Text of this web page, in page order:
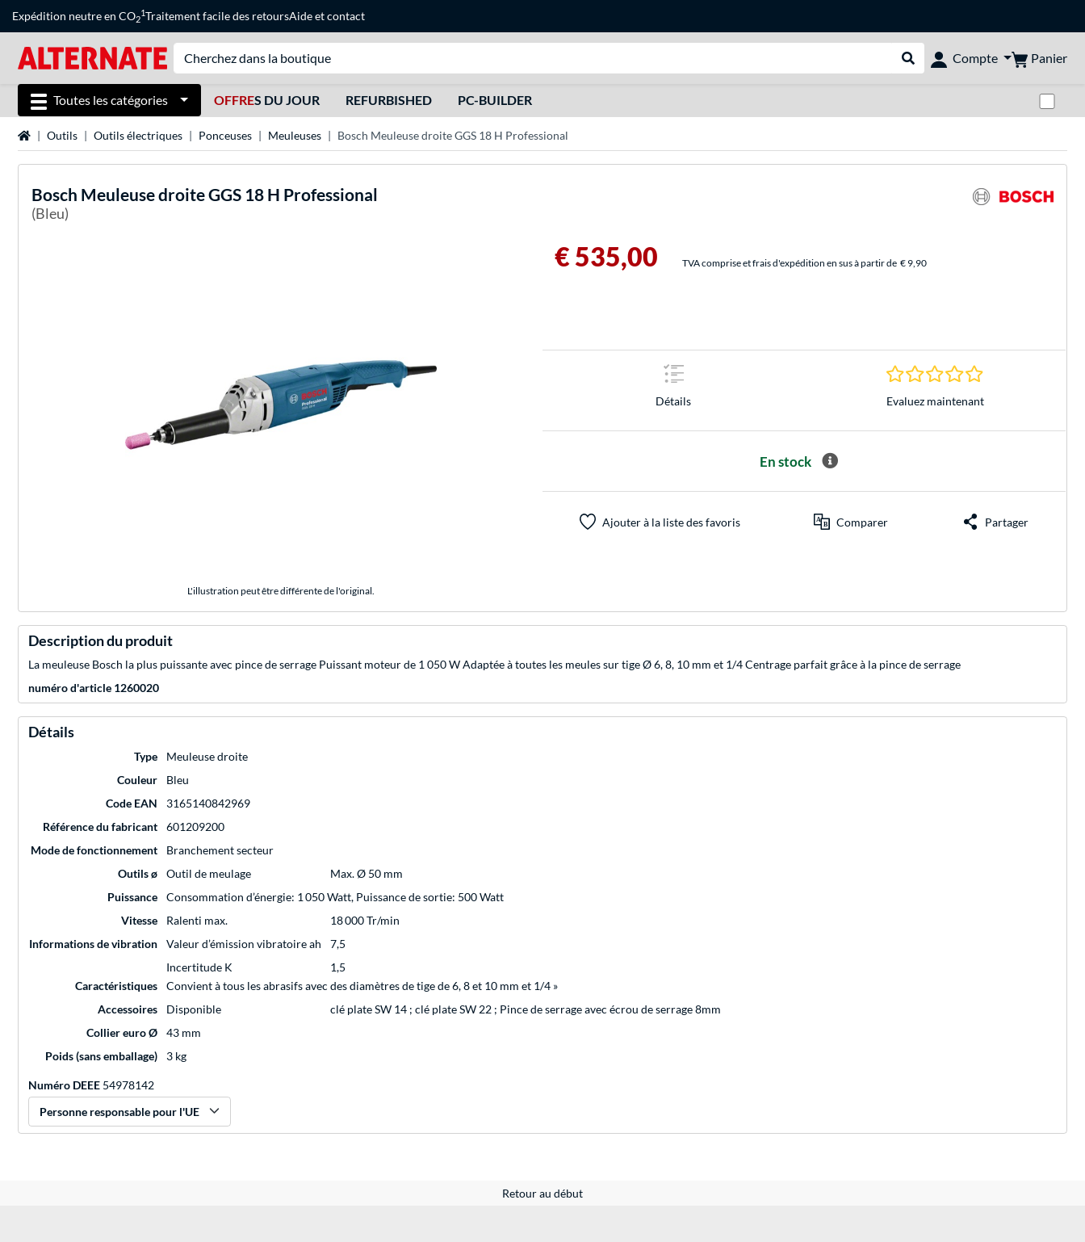
Expédition neutre en CO2
1Traitement facile des retoursAideetcontact
Rechercher dans le shop
Compte Panier
Toutes les catégories OFFRES DU JOUR REFURBISHED PC-BUILDER
Page d'accueil
Outils Outils électriques Ponceuses Meuleuses Bosch Meuleuse droite GGS 18 H Professional
Bosch Meuleuse droite GGS 18 H Professional
(Bleu)
L'illustration peut être différente de l'original.
€ 535,00 TVA comprise et frais d'expédition en sus à partir de € 9,90
Détails
0.0 Étoiles à 0
Evaluez maintenant
En stock
Ajouter à la liste des favoris Comparer Partager
Description du produit
La meuleuse Bosch la plus puissante avec pince de serrage Puissant moteur de 1 050 W Adaptée à toutes les meules sur tige Ø 6, 8, 10 mm et 1/4 Centrage parfait grâce à la pince de serrage
numéro d'article 1260020
Détails
Type
Meuleuse droite
Couleur
Bleu
Code EAN
3165140842969
Référence du fabricant
601209200
Mode de fonctionnement
Branchement secteur
Outils ø
Outil de meulage
Max. Ø 50 mm
Puissance
Consommation d’énergie: 1 050 Watt, Puissance de sortie: 500 Watt
Vitesse
Ralenti max.
18 000 Tr/min
Informations de vibration
Valeur d’émission vibratoire ah
7,5
Incertitude K
1,5
Caractéristiques
Convient à tous les abrasifs avec des diamètres de tige de 6, 8 et 10 mm et 1/4 »
Accessoires
Disponible
clé plate SW 14 ; clé plate SW 22 ; Pince de serrage avec écrou de serrage 8mm
Collier euro Ø
43 mm
Poids (sans emballage)
3 kg
Numéro DEEE 54978142
Personne responsable pour l'UE
Retour au début